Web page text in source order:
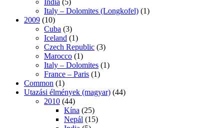
Italy – Dolomites (Longkofel) (1)
2009 (10)
Cuba (3)
Iceland (1)
Czech Republic (3)
Marocco (1)
Italy – Dolomites (1)
France – Paris (1)
Common (1)
Utazási élmények (magyar) (44)
2010 (44)
Kína (25)
Nepál (15)